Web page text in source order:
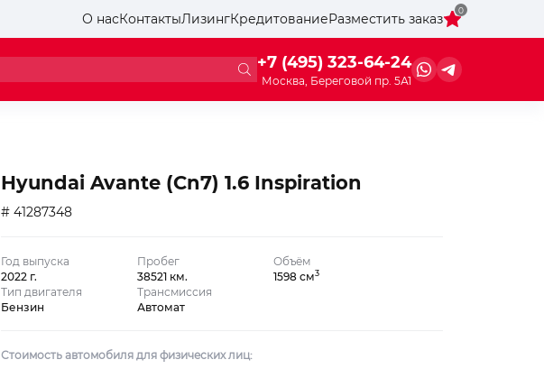
О насКонтактыЛизингКредитованиеРазместить заказ
0
+7 (495) 323-64-24
Москва, Береговой пр. 5А1
Hyundai Avante (Cn7) 1.6 Inspiration
# 41287348
Год выпуска
2022 г.
Пробег
38521 км.
Объём
1598 см3
Тип двигателя
Бензин
Трансмиссия
Автомат
Стоимость автомобиля для физических лиц: